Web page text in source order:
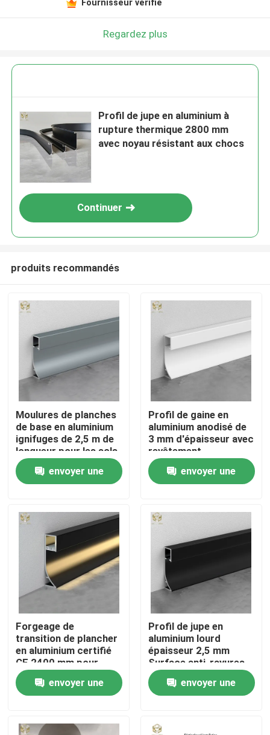
Aperçu
Produits
A propos de nous
Contrôle de la qualité
Contact
nouvelles
Tous les cas
Demande de soumission
profils en aluminium pour des fenêtres et des portes
Fournisseur vérifié
Regardez plus
Profil de jupe en aluminium à
rupture thermique 2800 mm
avec noyau résistant aux chocs
Continuer
produits recommandés
Moulures de planches
de base en aluminium
ignifuges de 2,5 m de
longueur pour les sols
commerciaux
envoyer une
Profil de gaine en
aluminium anodisé de
3 mm d'épaisseur avec
revêtement
anticorrosion
envoyer une
Forgeage de
transition de plancher
en aluminium certifié
CE 2400 mm pour
rénovation de bureaux
envoyer une
Profil de jupe en
aluminium lourd
épaisseur 2,5 mm
Surface anti-rayures
envoyer une